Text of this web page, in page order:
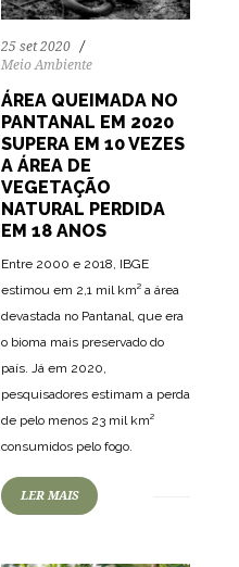
25 set 2020
Meio Ambiente
ÁREA QUEIMADA NO
PANTANAL EM 2020
SUPERA EM 10 VEZES
A ÁREA DE
VEGETAÇÃO
NATURAL PERDIDA
EM 18 ANOS
Entre 2000 e 2018, IBGE
estimou em 2,1 mil km² a área
devastada no Pantanal, que era
o bioma mais preservado do
país. Já em 2020,
pesquisadores estimam a perda
de pelo menos 23 mil km²
consumidos pelo fogo.
LER MAIS